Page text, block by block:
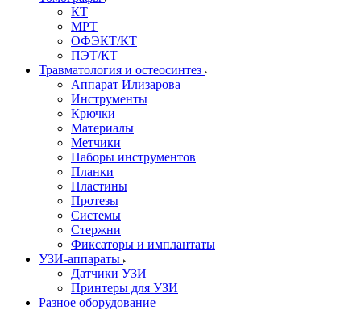
КТ
МРТ
ОФЭКТ/КТ
ПЭТ/КТ
Травматология и остеосинтез
Аппарат Илизарова
Инструменты
Крючки
Материалы
Метчики
Наборы инструментов
Планки
Пластины
Протезы
Системы
Стержни
Фиксаторы и имплантаты
УЗИ-аппараты
Датчики УЗИ
Принтеры для УЗИ
Разное оборудование